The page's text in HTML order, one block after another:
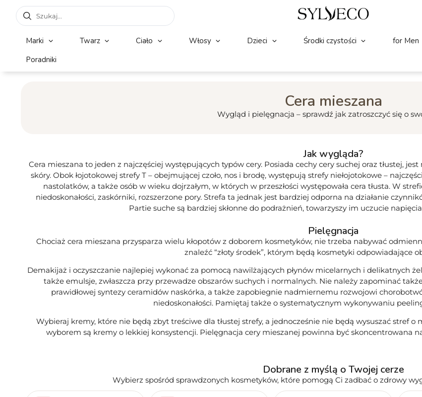
Marki Twarz Ciało Włosy Dzieci Środki czystości for Men
Poradniki
Cera mieszana
Wygląd i pielęgnacja – sprawdź jak zatroszczyć się o
Jak wygląda?
Cera mieszana to jeden z najczęściej występujących typów cery. Posiada cechy cery suchej oraz tłustej,
skóry. Obok łojotokowej strefy T – obejmującej czoło, nos i brodę, występują strefy niełojotokowe –
nastolatków, a także osób w wieku dojrzałym, w których w przeszłości występowała cera tłusta. W
niedoskonałości, zaskórniki, rozszerzone pory. Strefa ta jednak jest bardziej odporna na działanie
Partie suche są bardziej skłonne do podrażnień, towarzyszy im uczucie
Pielęgnacja
Chociaż cera mieszana przysparza wielu kłopotów z doborem kosmetyków, nie trzeba nabywać
znaleźć “złoty środek”, którym będą kosmetyki odpowiadające
Demakijaż i oczyszczanie najlepiej wykonać za pomocą nawilżających płynów micelarnych i delikatnych
także emulsje, zwłaszcza przy przewadze obszarów suchych i normalnych. Nie należy zapominać
prawidłowej syntezy ceramidów naskórka, a także zapobiegnie nadmiernemu rozwojowi
niedoskonałości. Pamiętaj także o systematycznym wykonywaniu
Wybieraj kremy, które nie będą zbyt treściwe dla tłustej strefy, a jednocześnie nie będą wysuszać stref o
wyborem są kremy o lekkiej konsystencji. Pielęgnacja cery mieszanej powinna być skoncentrowana
Dobrane z myślą o Twojej cerze
Wybierz spośród sprawdzonych kosmetyków, które pomogą Ci zadbać o zdrowy